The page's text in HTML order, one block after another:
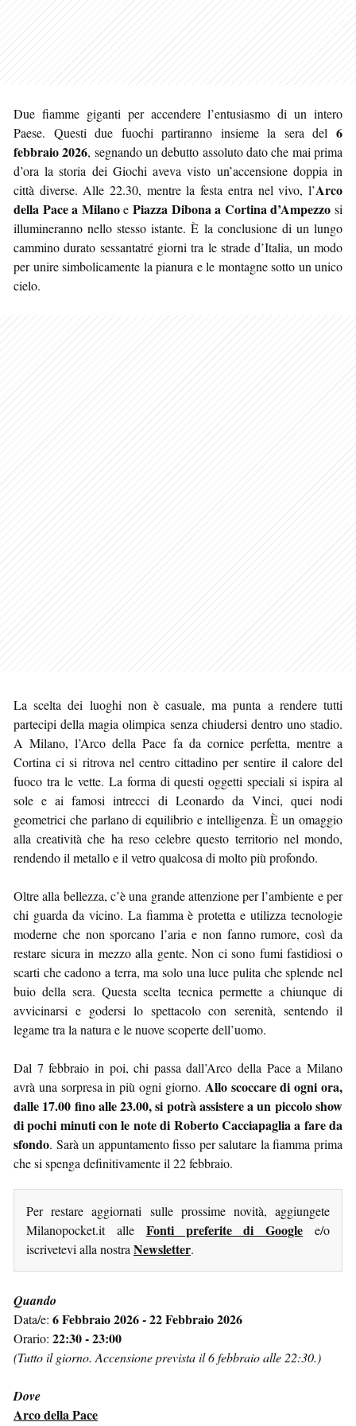
Due fiamme giganti per accendere l’entusiasmo di un intero
Paese. Questi due fuochi partiranno insieme la sera del 6
febbraio 2026, segnando un debutto assoluto dato che mai prima
d’ora la storia dei Giochi aveva visto un’accensione doppia in
città diverse. Alle 22.30, mentre la festa entra nel vivo, l’Arco
della Pace a MilanoePiazza Dibona a Cortina d’Ampezzo si
illumineranno nello stesso istante. È la conclusione di un lungo
cammino durato sessantatré giorni tra le strade d’Italia, un modo
per unire simbolicamente la pianura e le montagne sotto un unico
cielo.
La scelta dei luoghi non è casuale, ma punta a rendere tutti
partecipi della magia olimpica senza chiudersi dentro uno stadio.
A Milano, l’Arco della Pace fa da cornice perfetta, mentre a
Cortina ci si ritrova nel centro cittadino per sentire il calore del
fuoco tra le vette. La forma di questi oggetti speciali si ispira al
sole e ai famosi intrecci di Leonardo da Vinci, quei nodi
geometrici che parlano di equilibrio e intelligenza. È un omaggio
alla creatività che ha reso celebre questo territorio nel mondo,
rendendo il metallo e il vetro qualcosa di molto più profondo.
Oltre alla bellezza, c’è una grande attenzione per l’ambiente e per
chi guarda da vicino. La fiamma è protetta e utilizza tecnologie
moderne che non sporcano l’aria e non fanno rumore, così da
restare sicura in mezzo alla gente. Non ci sono fumi fastidiosi o
scarti che cadono a terra, ma solo una luce pulita che splende nel
buio della sera. Questa scelta tecnica permette a chiunque di
avvicinarsi e godersi lo spettacolo con serenità, sentendo il
legame tra la natura e le nuove scoperte dell’uomo.
Dal 7 febbraio in poi, chi passa dall’Arco della Pace a Milano
avrà una sorpresa in più ogni giorno. Allo scoccare di ogni ora,
dalle 17.00 fino alle 23.00, si potrà assistere a un piccolo show
di pochi minuti con le note di Roberto Cacciapaglia a fare da
sfondo. Sarà un appuntamento fisso per salutare la fiamma prima
che si spenga definitivamente il 22 febbraio.
Per restare aggiornati sulle prossime novità, aggiungete
Milanopocket.it alle Fonti preferite di Google e/o
iscrivetevi alla nostra Newsletter.
Quando
Data/e: 6 Febbraio 2026 - 22 Febbraio 2026
Orario: 22:30 - 23:00
(Tutto il giorno. Accensione prevista il 6 febbraio alle 22:30.)
Dove
Arco della Pace